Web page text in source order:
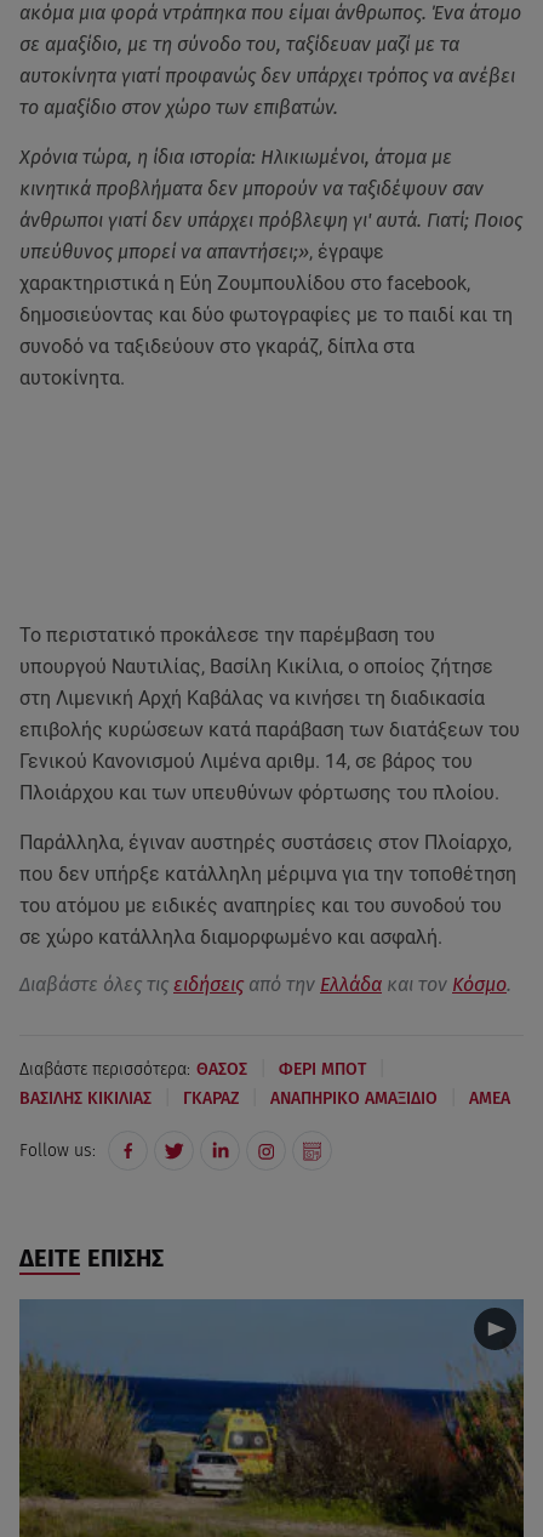
ακόμα μια φορά ντράπηκα που είμαι άνθρωπος. Ένα άτομο
σε αμαξίδιο, με τη σύνοδο του, ταξίδευαν μαζί με τα
αυτοκίνητα γιατί προφανώς δεν υπάρχει τρόπος να ανέβει
το αμαξίδιο στον χώρο των επιβατών.
Χρόνια τώρα, η ίδια ιστορία: Ηλικιωμένοι, άτομα με
κινητικά προβλήματα δεν μπορούν να ταξιδέψουν σαν
άνθρωποι γιατί δεν υπάρχει πρόβλεψη γι' αυτά. Γιατί; Ποιος
υπεύθυνος μπορεί να απαντήσει;», έγραψε
χαρακτηριστικά η Εύη Ζουμπουλίδου στο facebook,
δημοσιεύοντας και δύο φωτογραφίες με το παιδί και τη
συνοδό να ταξιδεύουν στο γκαράζ, δίπλα στα
αυτοκίνητα.
Το περιστατικό προκάλεσε την παρέμβαση του
υπουργού Ναυτιλίας, Βασίλη Κικίλια, ο οποίος ζήτησε
στη Λιμενική Αρχή Καβάλας να κινήσει τη διαδικασία
επιβολής κυρώσεων κατά παράβαση των διατάξεων του
Γενικού Κανονισμού Λιμένα αριθμ. 14, σε βάρος του
Πλοιάρχου και των υπευθύνων φόρτωσης του πλοίου.
Παράλληλα, έγιναν αυστηρές συστάσεις στον Πλοίαρχο,
που δεν υπήρξε κατάλληλη μέριμνα για την τοποθέτηση
του ατόμου με ειδικές αναπηρίες και του συνοδού του
σε χώρο κατάλληλα διαμορφωμένο και ασφαλή.
Διαβάστε όλες τις ειδήσεις από την Ελλάδα και τον Κόσμο.
Διαβάστε περισσότερα: ΘΑΣΟΣ ΦΕΡΙ ΜΠΟΤ
ΒΑΣΙΛΗΣ ΚΙΚΙΛΙΑΣ ΓΚΑΡΑΖ ΑΝΑΠΗΡΙΚΟ ΑΜΑΞΙΔΙΟ ΑΜΕΑ
Follow us:
ΔΕΙΤΕ ΕΠΙΣΗΣ